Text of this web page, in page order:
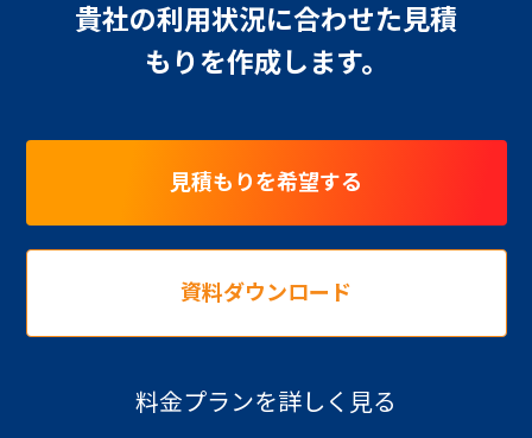
貴社の利用状況に合わせた見積
もりを作成します。
見積もりを希望する
資料ダウンロード
料金プランを詳しく見る